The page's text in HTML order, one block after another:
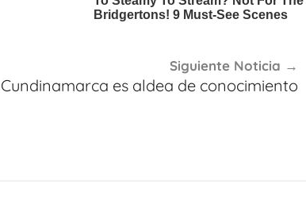
Siguiente Noticia
Cundinamarca es aldea de conocimiento